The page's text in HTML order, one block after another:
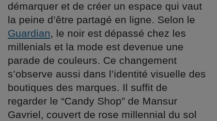
démarquer et de créer un espace qui vaut
la peine d’être partagé en ligne. Selon le
Guardian, le noir est dépassé chez les
millenials et la mode est devenue une
parade de couleurs. Ce changement
s’observe aussi dans l’identité visuelle des
boutiques des marques. Il suffit de
regarder le “Candy Shop” de Mansur
Gavriel, couvert de rose millennial du sol